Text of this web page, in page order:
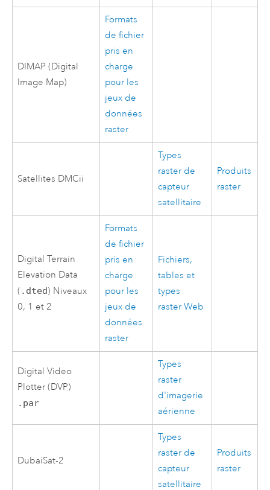
DIMAP (Digital
Image Map)
Formats
de fichier
pris en
charge
pour les
jeux de
données
raster
Satellites DMCii
Types
raster de
capteur
satellitaire
Produits
raster
Digital Terrain
Elevation Data
( .dted) Niveaux
0, 1 et 2
Formats
de fichier
pris en
charge
pour les
jeux de
données
raster
Fichiers,
tables et
types
raster Web
Digital Video
Plotter (DVP)
.par
Types
raster
d'imagerie
aérienne
DubaiSat-2
Types
raster de
capteur
satellitaire
Produits
raster